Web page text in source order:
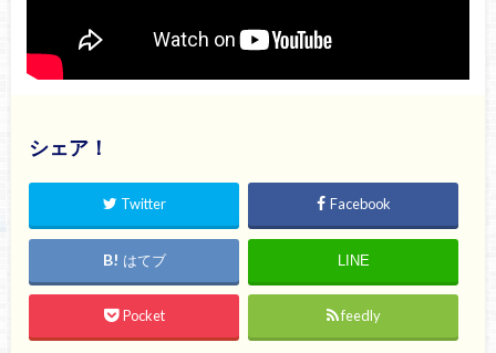
シェア！
Twitter Facebook
はてブ LINE
Pocket feedly